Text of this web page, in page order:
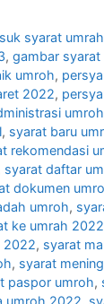
syarat
, gambar syarat
umroh,
2022,
, syarat baru
rekomendasi
syarat daftar
dokumen
umroh,
ke umrah 2022
2022, syarat
, syarat
paspor umroh,